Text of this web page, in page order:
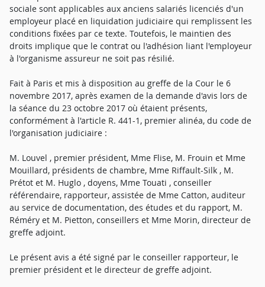
sociale sont applicables aux anciens salariés licenciés d'un
employeur placé en liquidation judiciaire qui remplissent les
conditions fixées par ce texte. Toutefois, le maintien des
droits implique que le contrat ou l'adhésion liant l'employeur
à l'organisme assureur ne soit pas résilié.
Fait à Paris et mis à disposition au greffe de la Cour le 6
novembre 2017, après examen de la demande d'avis lors de
la séance du 23 octobre 2017 où étaient présents,
conformément à l'article R. 441-1, premier alinéa, du code de
l'organisation judiciaire :
M. Louvel , premier président, Mme Flise, M. Frouin et Mme
Mouillard, présidents de chambre, Mme Riffault-Silk , M.
Prétot et M. Huglo , doyens, Mme Touati , conseiller
référendaire, rapporteur, assistée de Mme Catton, auditeur
au service de documentation, des études et du rapport, M.
Réméry et M. Pietton, conseillers et Mme Morin, directeur de
greffe adjoint.
Le présent avis a été signé par le conseiller rapporteur, le
premier président et le directeur de greffe adjoint.